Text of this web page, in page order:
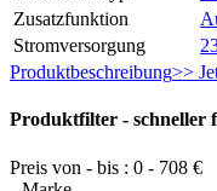
Zusatzfunktion
Stromversorgung
Produktbeschreibung>>
Produktfilter - schneller
Preis von - bis : 0 - 708 €